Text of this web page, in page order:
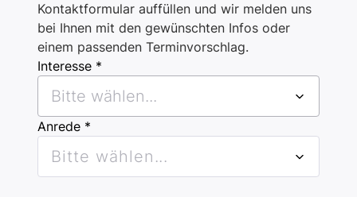
Kontaktformular auffüllen und wir melden uns
bei Ihnen mit den gewünschten Infos oder
einem passenden Terminvorschlag.
Interesse *
Bitte wählen...
Anrede *
Bitte wählen...